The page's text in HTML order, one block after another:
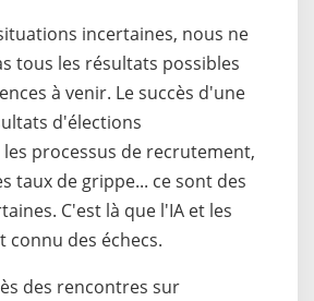
incertaines, nous ne
tous les résultats possibles
à venir. Le succès d'une
d'élections
processus de recrutement,
taux de grippe... ce sont des
C'est là que l'IA et les
des échecs.
des rencontres sur